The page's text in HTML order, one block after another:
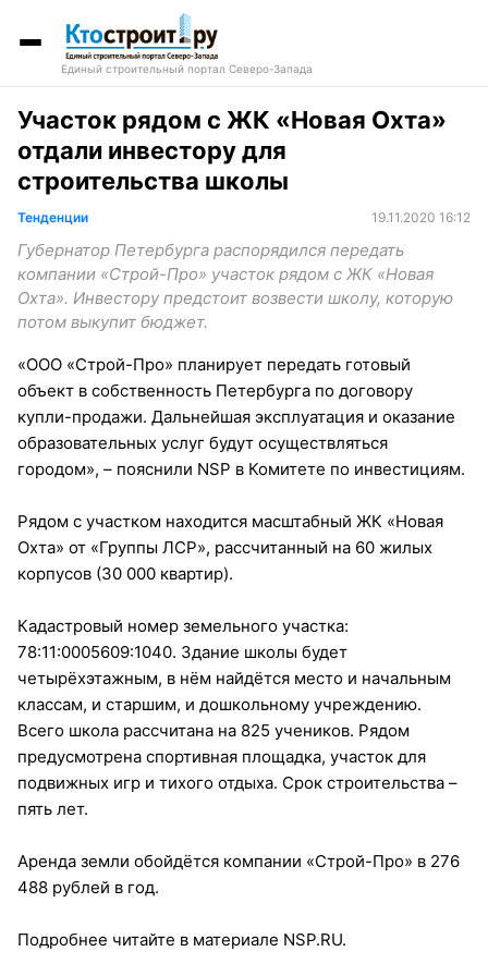
Единый строительный портал Северо-Запада
Участок рядом с ЖК «Новая Охта»
отдали инвестору для
строительства школы
Тенденции 19.11.2020 16:12
Губернатор Петербурга распорядился передать
компании «Строй-Про» участок рядом с ЖК «Новая
Охта». Инвестору предстоит возвести школу, которую
потом выкупит бюджет.
«ООО «Строй-Про» планирует передать готовый
объект в собственность Петербурга по договору
купли-продажи. Дальнейшая эксплуатация и оказание
образовательных услуг будут осуществляться
городом», – пояснили NSP в Комитете по инвестициям.
Рядом с участком находится масштабный ЖК «Новая
Охта» от «Группы ЛСР», рассчитанный на 60 жилых
корпусов (30 000 квартир).
Кадастровый номер земельного участка:
78:11:0005609:1040. Здание школы будет
четырёхэтажным, в нём найдётся место и начальным
классам, и старшим, и дошкольному учреждению.
Всего школа рассчитана на 825 учеников. Рядом
предусмотрена спортивная площадка, участок для
подвижных игр и тихого отдыха. Срок строительства –
пять лет.
Аренда земли обойдётся компании «Строй-Про» в 276
488 рублей в год.
Подробнее читайте в материале NSP.RU.